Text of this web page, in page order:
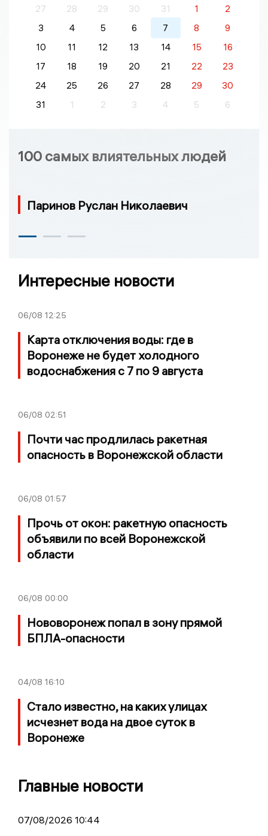
27 28 29 30 31 1
2
3
4 5 6 7 8
9
10
11 12 13 14 15
16
17
18 19 20 21 22
23
24
25 26 27 28 29
30
31
1 2 3 4 5 6
100 самых влиятельных людей
Паринов Руслан Николаевич
Интересные новости
06/08 12:25
Карта отключения воды: где в
Воронеже не будет холодного
водоснабжения с 7 по 9 августа
06/08 02:51
Почти час продлилась ракетная
опасность в Воронежской области
06/08 01:57
Прочь от окон: ракетную опасность
объявили по всей Воронежской
области
06/08 00:00
Нововоронеж попал в зону прямой
БПЛА-опасности
04/08 16:10
Стало известно, на каких улицах
исчезнет вода на двое суток в
Воронеже
Главные новости
07/08/2026 10:44